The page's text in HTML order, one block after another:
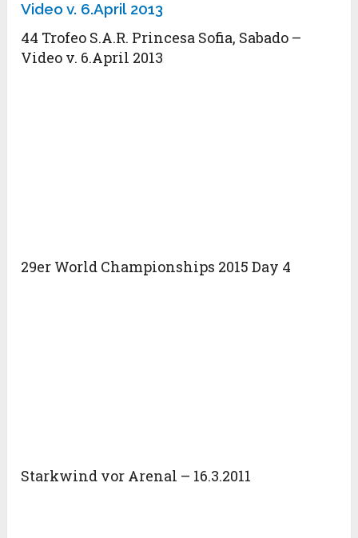
44 Trofeo S.A.R. Princesa Sofi­a, Sabado –
Video v. 6.April 2013
29er World Championships 2015 Day 4
Starkwind vor Arenal – 16.3.2011